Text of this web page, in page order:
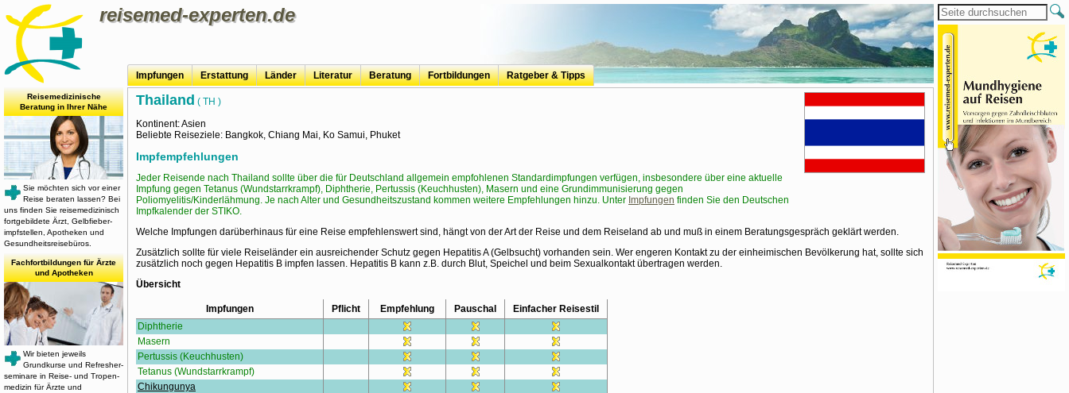
reisemed-experten.de
Impfungen Erstattung Länder Literatur Beratung Fortbildungen
Ratgeber & Tipps
Mücken, Zecken & Co.
Badeurlaub
Speisen auf Reisen
Reisemedizinische Vorsorge
Reisevorbereitung
travel-and-hair
Reisemedizinische
Beratung in Ihrer Nähe
Sie möchten sich vor einer
Reise beraten lassen? Bei
uns finden Sie reise­medizinisch
fort­ge­bil­dete Ärzt, Gelb­fieber­
impf­stellen, Apotheken und
Gesundheits­reisebüros.
Fachfortbildungen für Ärzte
und Apotheken
Wir bieten jeweils
Grundkurse und Re­fresher­
seminare in Reise- und Tropen­
medizin für Ärzte und
Thailand ( TH )
Kontinent: Asien
Beliebte Reiseziele: Bangkok, Chiang Mai, Ko Samui, Phuket
Impfempfehlungen
Jeder Reisende nach Thailand sollte über die für Deutschland allgemein empfohlenen Standardimpfungen verfügen, insbesondere über eine aktuelle
Impfung gegen Tetanus (Wundstarrkrampf), Diphtherie, Pertussis (Keuchhusten), Masern und eine Grundimmunisierung gegen
Poliomyelitis/Kinderlähmung. Je nach Alter und Gesundheitszustand kommen weitere Empfehlungen hinzu. Unter Impfungen finden Sie den Deutschen
Impfkalender der STIKO.
Welche Impfungen darüberhinaus für eine Reise empfehlenswert sind, hängt von der Art der Reise und dem Reiseland ab und muß in einem Beratungsgespräch geklärt werden.
Zusätzlich sollte für viele Reiseländer ein ausreichender Schutz gegen Hepatitis A (Gelbsucht) vorhanden sein. Wer engeren Kontakt zu der einheimischen Bevölkerung hat, sollte sich
zusätzlich noch gegen Hepatitis B impfen lassen. Hepatitis B kann z.B. durch Blut, Speichel und beim Sexualkontakt übertragen werden.
Übersicht
Impfungen Pflicht Empfehlung Pauschal
Einfacher Reisestil
Diphtherie
Masern
Pertussis (Keuchhusten)
Tetanus (Wundstarrkrampf)
Chikungunya